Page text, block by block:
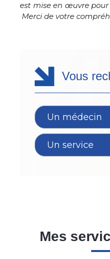
est mise en œuvre
Merci de votre
Vous
Mes